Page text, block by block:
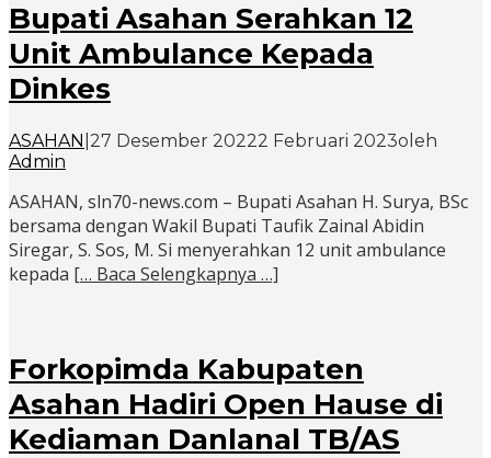
Bupati Asahan Serahkan 12
Unit Ambulance Kepada
Dinkes
ASAHAN 27 Desember 20222 Februari 2023oleh
Admin
ASAHAN, sln70-news.com – Bupati Asahan H. Surya, BSc
bersama dengan Wakil Bupati Taufik Zainal Abidin
Siregar, S. Sos, M. Si menyerahkan 12 unit ambulance
kepada [… Baca Selengkapnya …]
Forkopimda Kabupaten
Asahan Hadiri Open Hause di
Kediaman Danlanal TB/AS